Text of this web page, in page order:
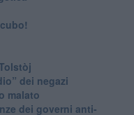
dei negazi
malato
dei governi anti-